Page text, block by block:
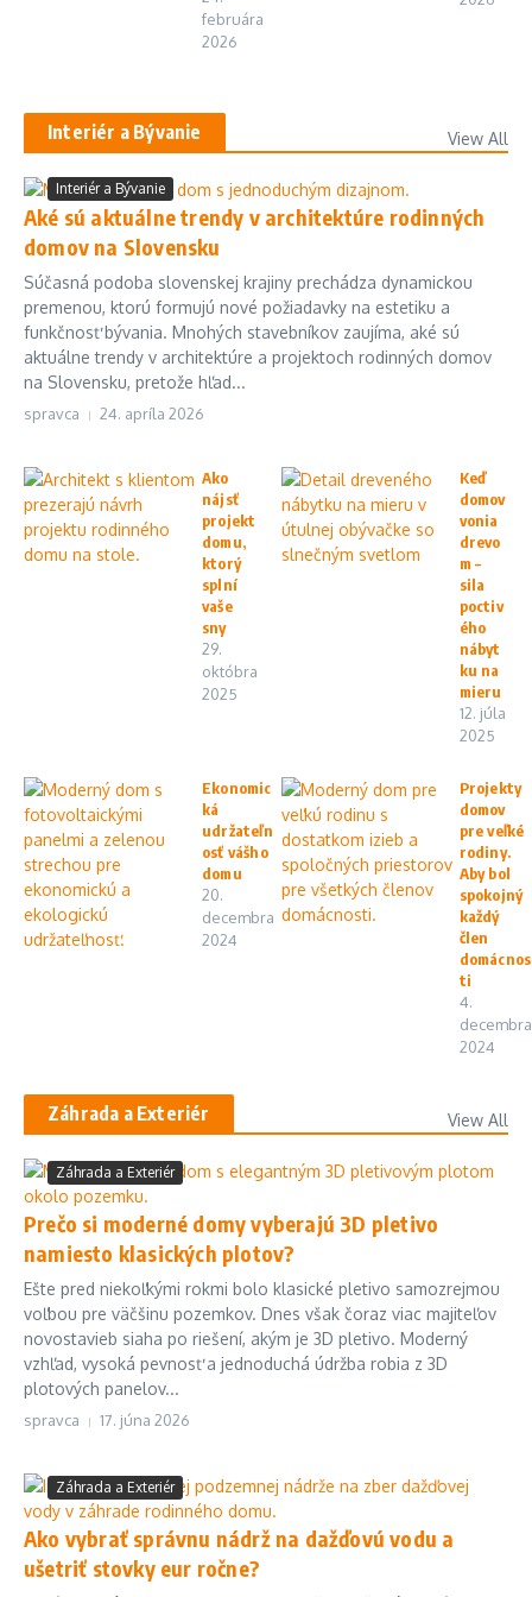
februára
2026
Interiér a Bývanie View All
Interiér a Bývanie
Aké sú aktuálne trendy v architektúre rodinných
domov na Slovensku
Súčasná podoba slovenskej krajiny prechádza dynamickou
premenou, ktorú formujú nové požiadavky na estetiku a
funkčnosť bývania. Mnohých stavebníkov zaujíma, aké sú
aktuálne trendy v architektúre a projektoch rodinných domov
na Slovensku, pretože hľad...
spravca 24. apríla 2026
Ako
nájsť
projekt
domu,
ktorý
splní
vaše
sny
29.
októbra
2025
Keď
domov
vonia
drevo
m –
sila
poctiv
ého
nábyt
ku na
mieru
12. júla
2025
Ekonomic
ká
udržateľn
osť vášho
domu
20.
decembra
2024
Projekty
domov
pre veľké
rodiny.
Aby bol
spokojný
každý
člen
domácnos
ti
4.
decembra
2024
Záhrada a Exteriér View All
Záhrada a Exteriér
Prečo si moderné domy vyberajú 3D pletivo
namiesto klasických plotov?
Ešte pred niekoľkými rokmi bolo klasické pletivo samozrejmou
voľbou pre väčšinu pozemkov. Dnes však čoraz viac majiteľov
novostavieb siaha po riešení, akým je 3D pletivo. Moderný
vzhľad, vysoká pevnosť a jednoduchá údržba robia z 3D
plotových panelov...
spravca 17. júna 2026
Záhrada a Exteriér
Ako vybrať správnu nádrž na dažďovú vodu a
ušetriť stovky eur ročne?